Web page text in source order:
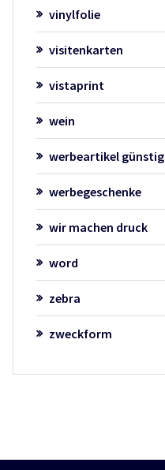
vinylfolie
visitenkarten
vistaprint
wein
werbeartikel günstig
werbegeschenke
wir machen druck
word
zebra
zweckform